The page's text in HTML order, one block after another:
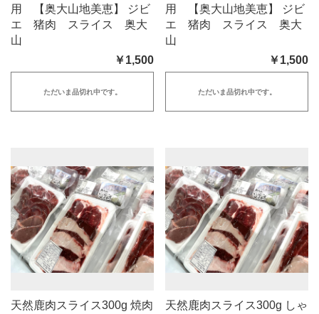
用 【奥大山地美恵】 ジビ
エ 猪肉 スライス 奥大
山
￥1,500
ただいま品切れ中です。
用 【奥大山地美恵】 ジビ
エ 猪肉 スライス 奥大
山
￥1,500
ただいま品切れ中です。
天然鹿肉スライス300g 焼肉
天然鹿肉スライス300g しゃ